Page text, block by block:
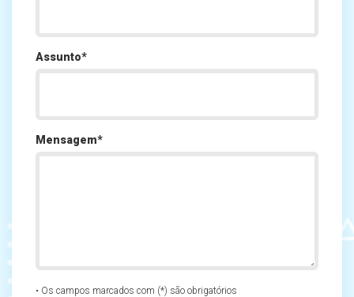
Assunto*
Mensagem*
• Os campos marcados com (*) são obrigatórios